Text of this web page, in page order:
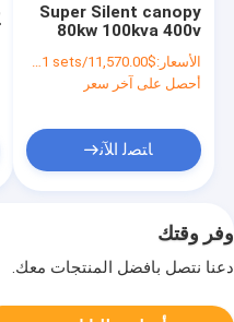
Super Silent canopy
80kw 100kva 400v
50hz 3 phase 4 wire
diesel generator set
الأسعار:$11,570.00/sets >=1 sets
أحصل على آخر سعر
ﺎﺘﺼﻟ ﺍﻶﻧ
وفر وقتك
دعنا نتصل بأفضل المنتجات معك.